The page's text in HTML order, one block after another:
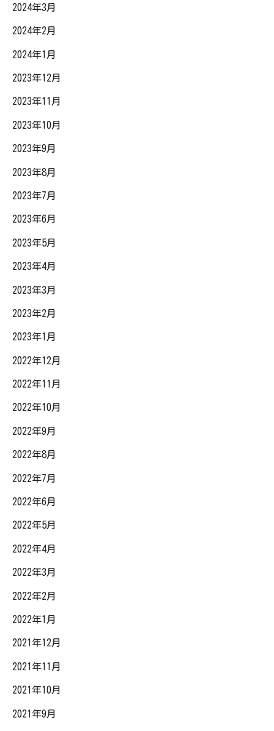
2024年3月
2024年2月
2024年1月
2023年12月
2023年11月
2023年10月
2023年9月
2023年8月
2023年7月
2023年6月
2023年5月
2023年4月
2023年3月
2023年2月
2023年1月
2022年12月
2022年11月
2022年10月
2022年9月
2022年8月
2022年7月
2022年6月
2022年5月
2022年4月
2022年3月
2022年2月
2022年1月
2021年12月
2021年11月
2021年10月
2021年9月